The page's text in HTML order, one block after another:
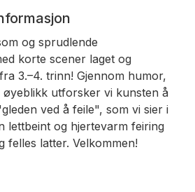
og sprudlende
korte scener laget og
3.–4. trinn! Gjennom humor,
utforsker vi kunsten å
ved å feile", som vi sier i
lettbeint og hjertevarm feiring
felles latter. Velkommen!